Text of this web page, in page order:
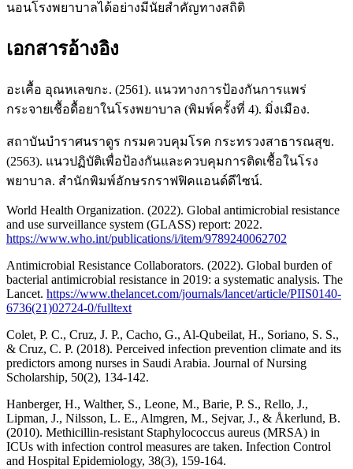
นอนโรงพยาบาลได้อย่างมีนัยสำคัญทางสถิติ
เอกสารอ้างอิง
อะเคื้อ อุณหเลขกะ. (2561). แนวทางการป้องกันการแพร่
กระจายเชื้อดื้อยาในโรงพยาบาล (พิมพ์ครั้งที่ 4). มิ่งเมือง.
สถาบันบำราศนราดูร กรมควบคุมโรค กระทรวงสาธารณสุข.
(2563). แนวปฏิบัติเพื่อป้องกันและควบคุมการติดเชื้อในโรง
พยาบาล. สำนักพิมพ์อักษรกราฟฟิคแอนด์ดีไซน์.
World Health Organization. (2022). Global antimicrobial resistance
and use surveillance system (GLASS) report: 2022.
https://www.who.int/publications/i/item/9789240062702
Antimicrobial Resistance Collaborators. (2022). Global burden of
bacterial antimicrobial resistance in 2019: a systematic analysis. The
Lancet. https://www.thelancet.com/journals/lancet/article/PIIS0140-
6736(21)02724-0/fulltext
Colet, P. C., Cruz, J. P., Cacho, G., Al‐Qubeilat, H., Soriano, S. S.,
& Cruz, C. P. (2018). Perceived infection prevention climate and its
predictors among nurses in Saudi Arabia. Journal of Nursing
Scholarship, 50(2), 134-142.
Hanberger, H., Walther, S., Leone, M., Barie, P. S., Rello, J.,
Lipman, J., Nilsson, L. E., Almgren, M., Sejvar, J., & Åkerlund, B.
(2010). Methicillin-resistant Staphylococcus aureus (MRSA) in
ICUs with infection control measures are taken. Infection Control
and Hospital Epidemiology, 38(3), 159-164.